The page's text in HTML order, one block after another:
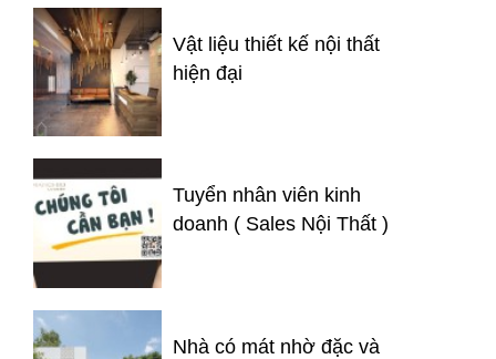
Vật liệu thiết kế nội thất
hiện đại
Tuyển nhân viên kinh
doanh ( Sales Nội Thất )
Nhà có mát nhờ đặc và